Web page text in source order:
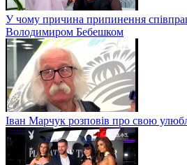
У чому причина припинення
Володимиром Бебешком
Іван Марчук розповів про свою